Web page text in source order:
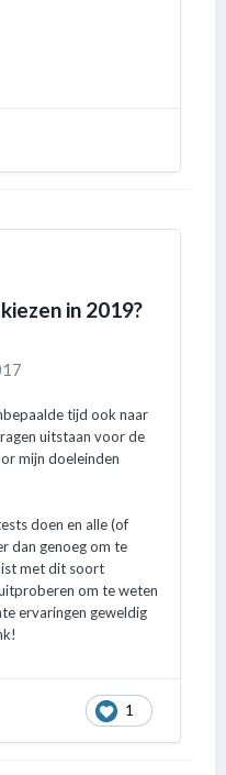
in 2019?
tijd ook naar
uitstaan voor de
mijn doeleinden
doen en alle (of
dan genoeg om te
met dit soort
om te weten
ervaringen geweldig
1